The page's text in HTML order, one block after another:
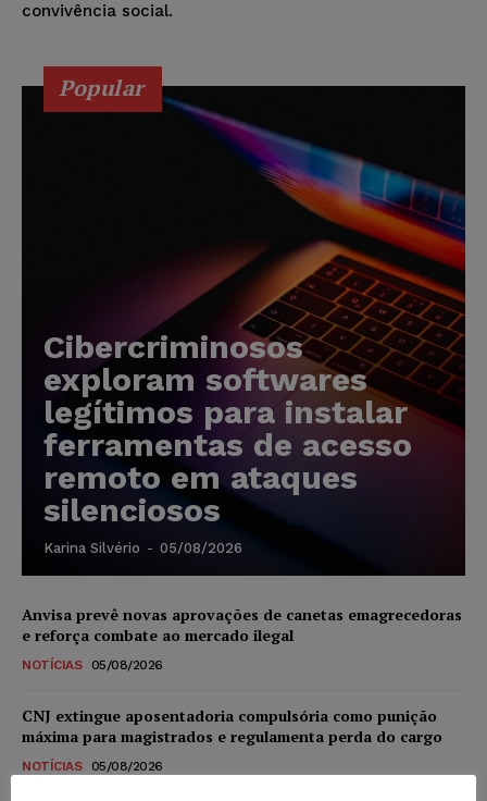
convivência social.
Popular
Cibercriminosos
exploram softwares
legítimos para instalar
ferramentas de acesso
remoto em ataques
silenciosos
Karina Silvério - 05/08/2026
Anvisa prevê novas aprovações de canetas emagrecedoras
e reforça combate ao mercado ilegal
NOTÍCIAS 05/08/2026
CNJ extingue aposentadoria compulsória como punição
máxima para magistrados e regulamenta perda do cargo
NOTÍCIAS 05/08/2026